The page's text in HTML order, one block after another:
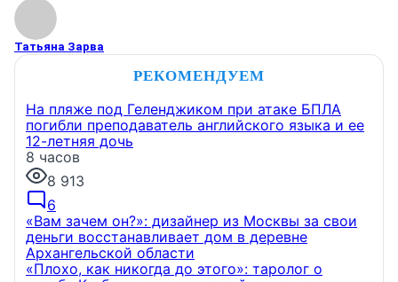
Татьяна Зарва
РЕКОМЕНДУЕМ
На пляже под Геленджиком при атаке БПЛА
погибли преподаватель английского языка и ее
12-летняя дочь
8 часов
8 913
6
«Вам зачем он?»: дизайнер из Москвы за свои
деньги восстанавливает дом в деревне
Архангельской области
«Плохо, как никогда до этого»: таролог о